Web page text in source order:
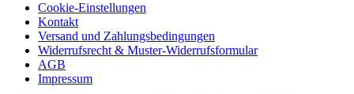
Cookie-Einstellungen
Kontakt
Versand und Zahlungsbedingungen
Widerrufsrecht & Muster-Widerrufsformular
AGB
Impressum